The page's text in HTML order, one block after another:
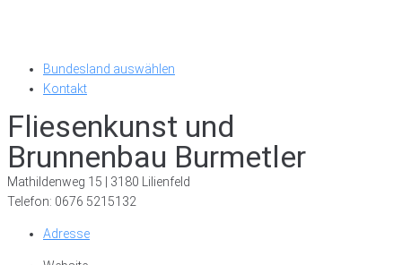
Bundesland auswählen
Kontakt
Fliesenkunst und
Brunnenbau Burmetler
Mathildenweg 15 | 3180 Lilienfeld
Telefon: 0676 5215132
Adresse